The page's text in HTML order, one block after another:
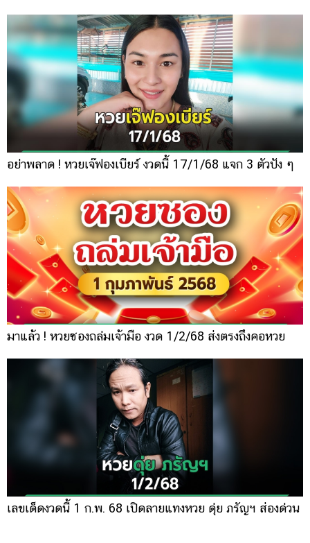
อย่าพลาด ! หวยเจ๊ฟองเบียร์ งวดนี้ 17/1/68 แจก 3 ตัวปัง ๆ
มาแล้ว ! หวยซองถล่มเจ้ามือ งวด 1/2/68 ส่งตรงถึงคอหวย
เลขเด็ดงวดนี้ 1 ก.พ. 68 เปิดลายแทงหวย ดุ่ย ภรัญฯ ส่องด่วน